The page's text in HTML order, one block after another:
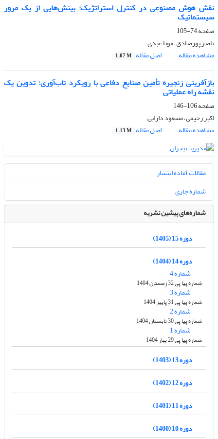
نقش هوش مصنوعی در کنترل استراتژیک: بینش‌هایی از یک مرور
سیستماتیک
صفحه74-105
ناصر پورصادق، مونا عبدی
مشاهده مقاله
اصل مقاله 1.07 M
بازآفرینی زنجیره تأمین صنایع دفاعی با رویکرد تاب‌آوری: تدوین یک
نقشه راه عملیاتی
صفحه106-146
اکبر رحیمی، مسعود دارابی
مشاهده مقاله
اصل مقاله 1.13 M
مقالات آماده انتشار
شماره جاری
شماره‌های پیشین نشریه
دوره 15 (1405)
دوره 14 (1404)
شماره 4
شماره پیا پی 32 زمستان 1404
شماره 3
شماره پیا پی 31 پاییز 1404
شماره 2
شماره پیا پی 30 تابستان 1404
شماره 1
شماره پیا پی 29 بهار 1404
دوره 13 (1403)
دوره 12 (1402)
دوره 11 (1401)
دوره 10 (1400)